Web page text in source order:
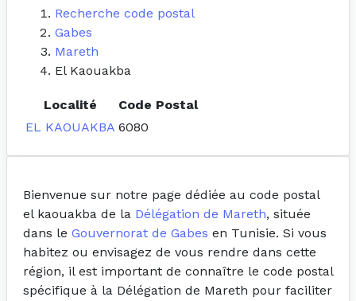
Recherche code postal
Gabes
Mareth
El Kaouakba
Localité
Code Postal
EL KAOUAKBA 6080
Bienvenue sur notre page dédiée au code postal
el kaouakba de la Délégation de Mareth, située
dans le Gouvernorat de Gabes en Tunisie. Si vous
habitez ou envisagez de vous rendre dans cette
région, il est important de connaître le code postal
spécifique à la Délégation de Mareth pour faciliter